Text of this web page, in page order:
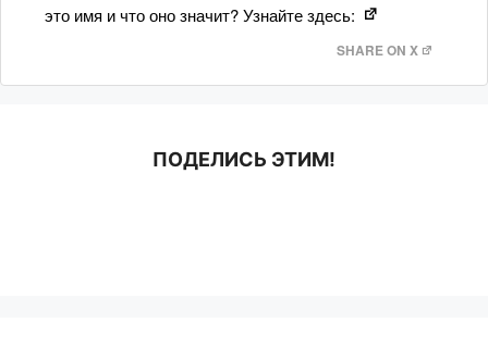
это имя и что оно значит? Узнайте здесь:
SHARE ON X
ПОДЕЛИСЬ ЭТИМ!